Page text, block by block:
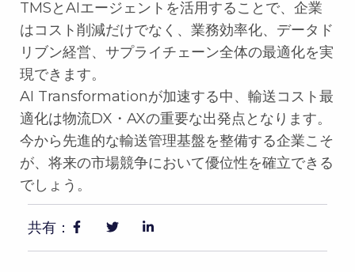
TMSとAIエージェントを活用することで、企業
はコスト削減だけでなく、業務効率化、データド
リブン経営、サプライチェーン全体の最適化を実
現できます。
AI Transformationが加速する中、輸送コスト最
適化は物流DX・AXの重要な出発点となります。
今から先進的な輸送管理基盤を整備する企業こそ
が、将来の市場競争において優位性を確立できる
でしょう。
共有：